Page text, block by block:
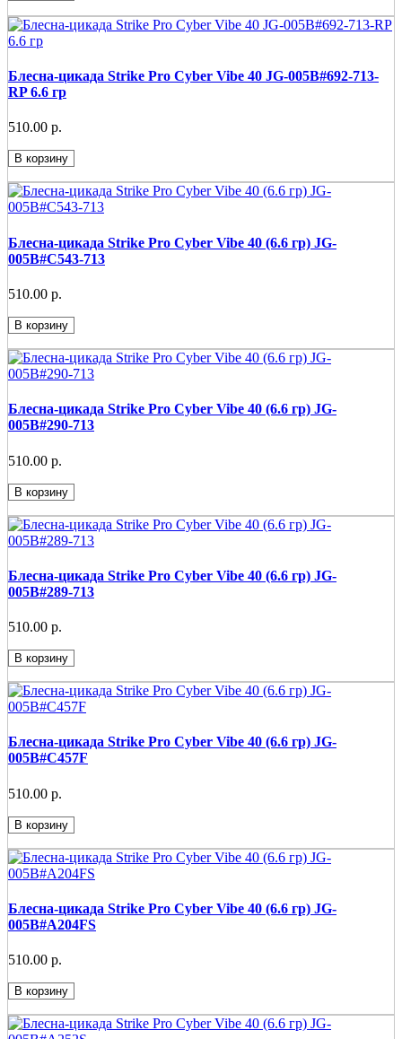
Блесна-цикада Strike Pro Cyber Vibe 40 JG-005B#692-713-
RP 6.6 гр
510.00 р.
В корзину
Блесна-цикада Strike Pro Cyber Vibe 40 (6.6 гр) JG-
005B#C543-713
510.00 р.
В корзину
Блесна-цикада Strike Pro Cyber Vibe 40 (6.6 гр) JG-
005B#290-713
510.00 р.
В корзину
Блесна-цикада Strike Pro Cyber Vibe 40 (6.6 гр) JG-
005B#289-713
510.00 р.
В корзину
Блесна-цикада Strike Pro Cyber Vibe 40 (6.6 гр) JG-
005B#C457F
510.00 р.
В корзину
Блесна-цикада Strike Pro Cyber Vibe 40 (6.6 гр) JG-
005B#A204FS
510.00 р.
В корзину